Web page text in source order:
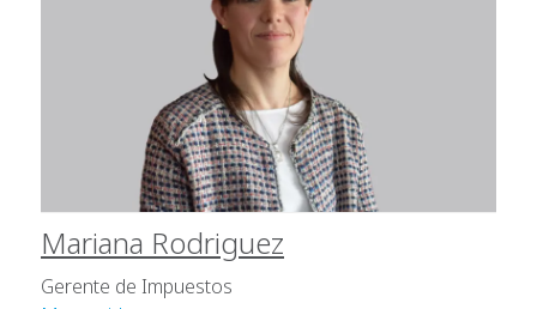
Mariana Rodriguez
Gerente de Impuestos